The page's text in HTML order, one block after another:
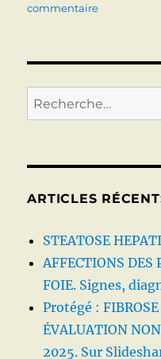
commentairesur
Recherche
pour :
ARTICLES
STEATOSE
AFFECTIONS DES
FOIE. Signes,
Protégé :
ÉVALUATION
2025. Sur